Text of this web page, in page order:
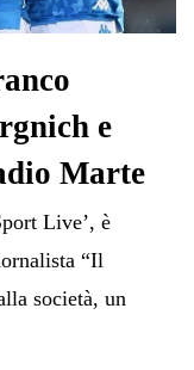
e
Marte
Live’, è
“Il
società, un